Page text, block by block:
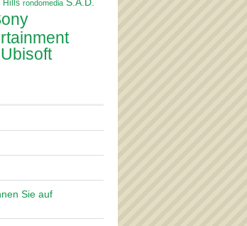
Hills rondomedia
Ubisoft
Sie auf